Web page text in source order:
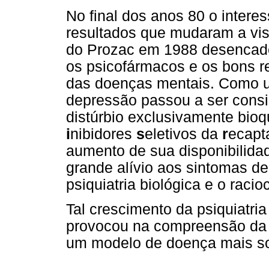
No final dos anos 80 o
resultados que mudaram a
do Prozac em 1988
os psicofármacos e os bons
das doenças mentais. Como
depressão passou a ser
distúrbio exclusivamente
inibidores seletivos da r
aumento de sua
grande alívio aos sintomas
psiquiatria biológica e o
Tal crescimento da
provocou na compreensão
um modelo de doença mais